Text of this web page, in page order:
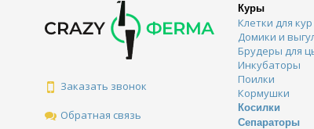
Заказать звонок
Обратная связь
Куры
Клетки для кур
Домики и
Брудеры для
Инкубаторы
Поилки
Кормушки
Косилки
Сепараторы